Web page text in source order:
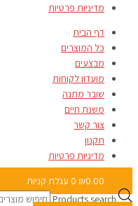
מדיניות פרטיות
דף הבית
כל המוצרים
מבצעים
מועדון לקוחות
שובר מתנה
משנת חיים
צור קשר
תקנון
מדיניות פרטיות
₪0.00
0 עגלת קניות
Products search